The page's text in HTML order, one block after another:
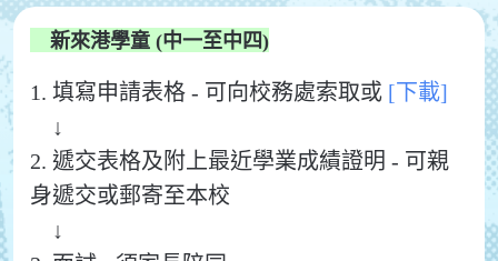
新來港學童 (中一至中四)
1. 填寫申請表格 - 可向校務處索取或 [下載]
↓
2. 遞交表格及附上最近學業成績證明 - 可親
身遞交或郵寄至本校
↓